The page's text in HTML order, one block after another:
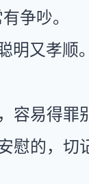
争吵。
明又孝顺
易得罪
慰的，切